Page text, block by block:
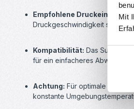
Mit
Empfohlene
Druckgeschwindigkeit sollte
Kompatibilität: Das Sunlu
für ein einfacheres Abwickeln
Achtung: Für optimale
konstante